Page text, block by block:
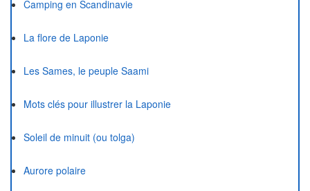
Camping en Scandinavie
La flore de Laponie
Les Sames, le peuple Saami
Mots clés pour illustrer la Laponie
Soleil de minuit (ou tolga)
Aurore polaire